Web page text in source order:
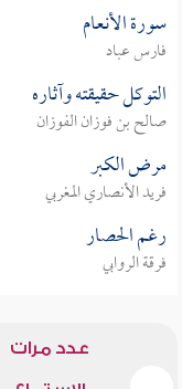
سورة الأنعام
فارس عباد
التوكل حقيقته وآثاره
صالح بن فوزان الفوزان
مرض الكبر
فريد الأنصاري المغربي
رغم الحصار
فرقة الروابي
عدد مرات